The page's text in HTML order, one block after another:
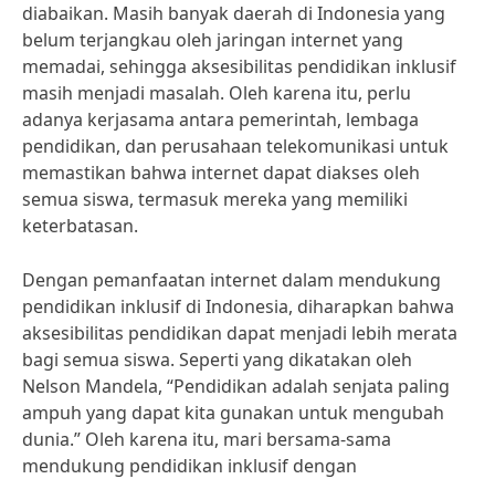
diabaikan. Masih banyak daerah di Indonesia yang
belum terjangkau oleh jaringan internet yang
memadai, sehingga aksesibilitas pendidikan inklusif
masih menjadi masalah. Oleh karena itu, perlu
adanya kerjasama antara pemerintah, lembaga
pendidikan, dan perusahaan telekomunikasi untuk
memastikan bahwa internet dapat diakses oleh
semua siswa, termasuk mereka yang memiliki
keterbatasan.
Dengan pemanfaatan internet dalam mendukung
pendidikan inklusif di Indonesia, diharapkan bahwa
aksesibilitas pendidikan dapat menjadi lebih merata
bagi semua siswa. Seperti yang dikatakan oleh
Nelson Mandela, “Pendidikan adalah senjata paling
ampuh yang dapat kita gunakan untuk mengubah
dunia.” Oleh karena itu, mari bersama-sama
mendukung pendidikan inklusif dengan